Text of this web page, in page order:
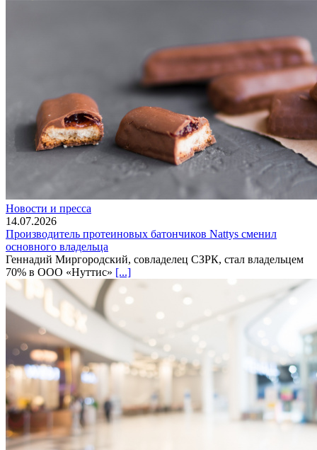
Новости и пресса
14.07.2026
Производитель протеиновых батончиков Nattys сменил
основного владельца
Геннадий Миргородский, совладелец СЗРК, стал владельцем
70% в ООО «Нуттис» [...]